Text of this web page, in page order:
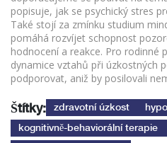
popisuje, jak se psychický stres
Také stojí za zmínku studium
pomáhá rozvíjet schopnost
hodnocení a reakce. Pro rodinné
dynamice vztahů při úzkostných
podporovat, aniž by posilovali
Štítky: zdravotní úzkost
kognitivně-behaviorální terapie